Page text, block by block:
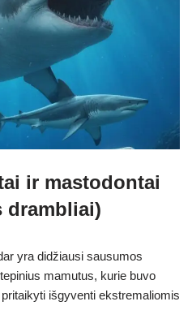
ir mastodontai
drambliai)
yra didžiausi sausumos
mamutus, kurie buvo
išgyventi ekstremaliomis